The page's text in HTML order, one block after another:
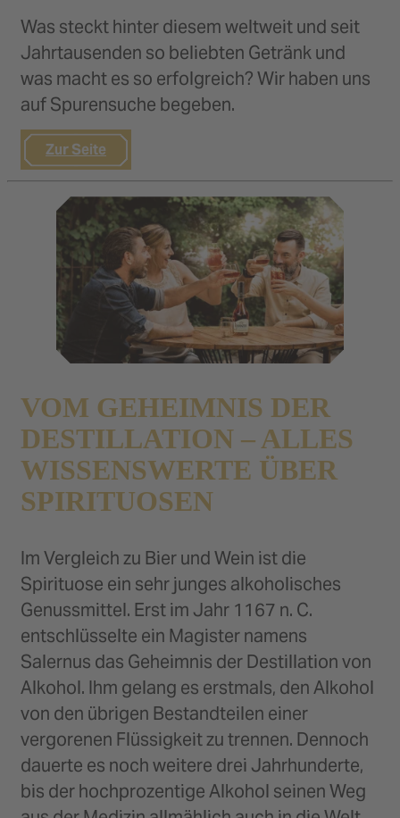
Was steckt hinter diesem weltweit und seit
Jahrtausenden so beliebten Getränk und
was macht es so erfolgreich? Wir haben uns
auf Spurensuche begeben.
Zur Seite
VOM GEHEIMNIS DER
DESTILLATION – ALLES
WISSENSWERTE ÜBER
SPIRITUOSEN
Im Vergleich zu Bier und Wein ist die
Spirituose ein sehr junges alkoholisches
Genussmittel. Erst im Jahr 1167 n. C.
entschlüsselte ein Magister namens
Salernus das Geheimnis der Destillation von
Alkohol. Ihm gelang es erstmals, den Alkohol
von den übrigen Bestandteilen einer
vergorenen Flüssigkeit zu trennen. Dennoch
dauerte es noch weitere drei Jahrhunderte,
bis der hochprozentige Alkohol seinen Weg